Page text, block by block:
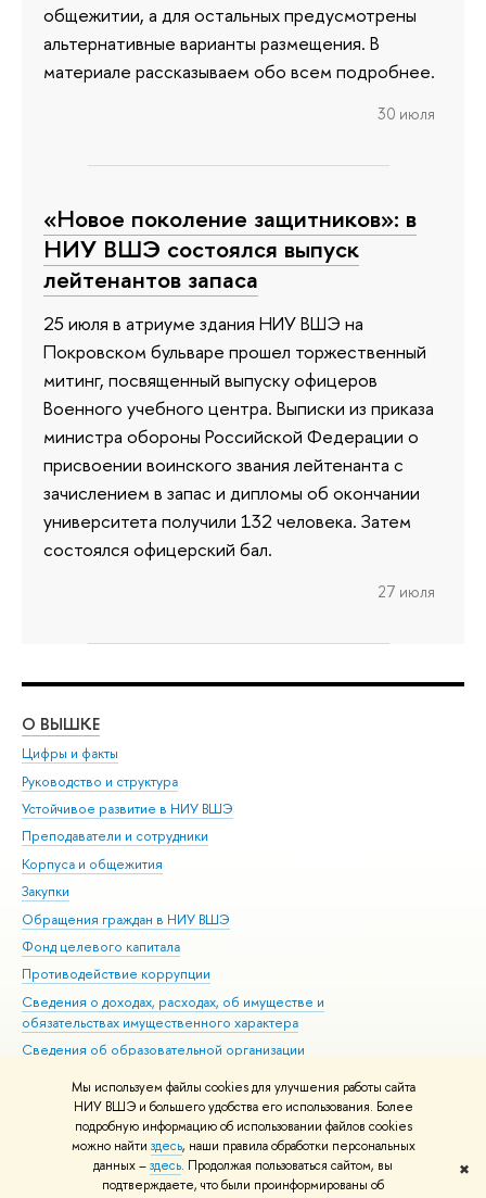
Мы используем файлы cookies для улучшения работы сайта
НИУ ВШЭ и большего удобства его использования. Более
подробную информацию об использовании файлов cookies
можно найти здесь, наши правила обработки персональных
данных –здесь. Продолжая пользоваться сайтом, вы
подтверждаете, что были проинформированы об
✖
общежитии, а для остальных предусмотрены
альтернативные варианты размещения. В
материале рассказываем обо всем подробнее.
30 июля
«Новое поколение защитников»: в
НИУ ВШЭ состоялся выпуск
лейтенантов запаса
25 июля в атриуме здания НИУ ВШЭ на
Покровском бульваре прошел торжественный
митинг, посвященный выпуску офицеров
Военного учебного центра. Выписки из приказа
министра обороны Российской Федерации о
присвоении воинского звания лейтенанта с
зачислением в запас и дипломы об окончании
университета получили 132 человека. Затем
состоялся офицерский бал.
27 июля
О ВЫШКЕ
Цифры и факты
Руководство и структура
Устойчивое развитие в НИУ ВШЭ
Преподаватели и сотрудники
Корпуса и общежития
Закупки
Обращения граждан в НИУ ВШЭ
Фонд целевого капитала
Противодействие коррупции
Сведения о доходах, расходах, об имуществе и
обязательствах имущественного характера
Сведения об образовательной организации
Людям с ограниченными возможностями здоровья
Единая платежная страница
Работа в Вышке